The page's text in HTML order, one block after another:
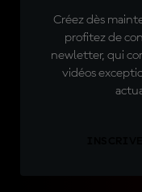
Créez dès
profitez de
newletter, qui
vidéos